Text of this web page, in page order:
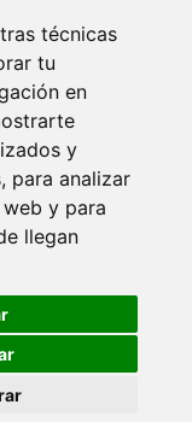
técnicas
tu
en
y
para analizar
y para
llegan
🍪